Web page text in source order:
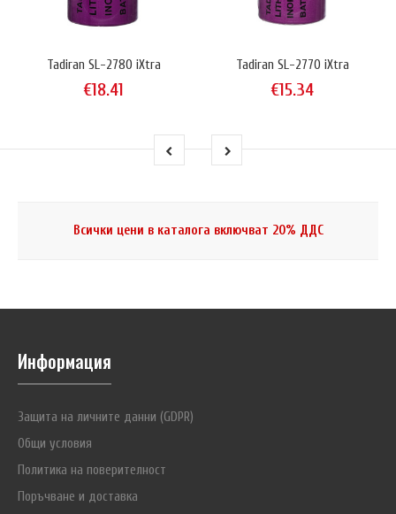
Tadiran SL-2780 iXtra
€18.41
Tadiran SL-2770 iXtra
€15.34
Всички цени в каталога включват 20% ДДС
Информация
Защита на личните данни (GDPR)
Общи условия
Политика на поверителност
Поръчване и доставка